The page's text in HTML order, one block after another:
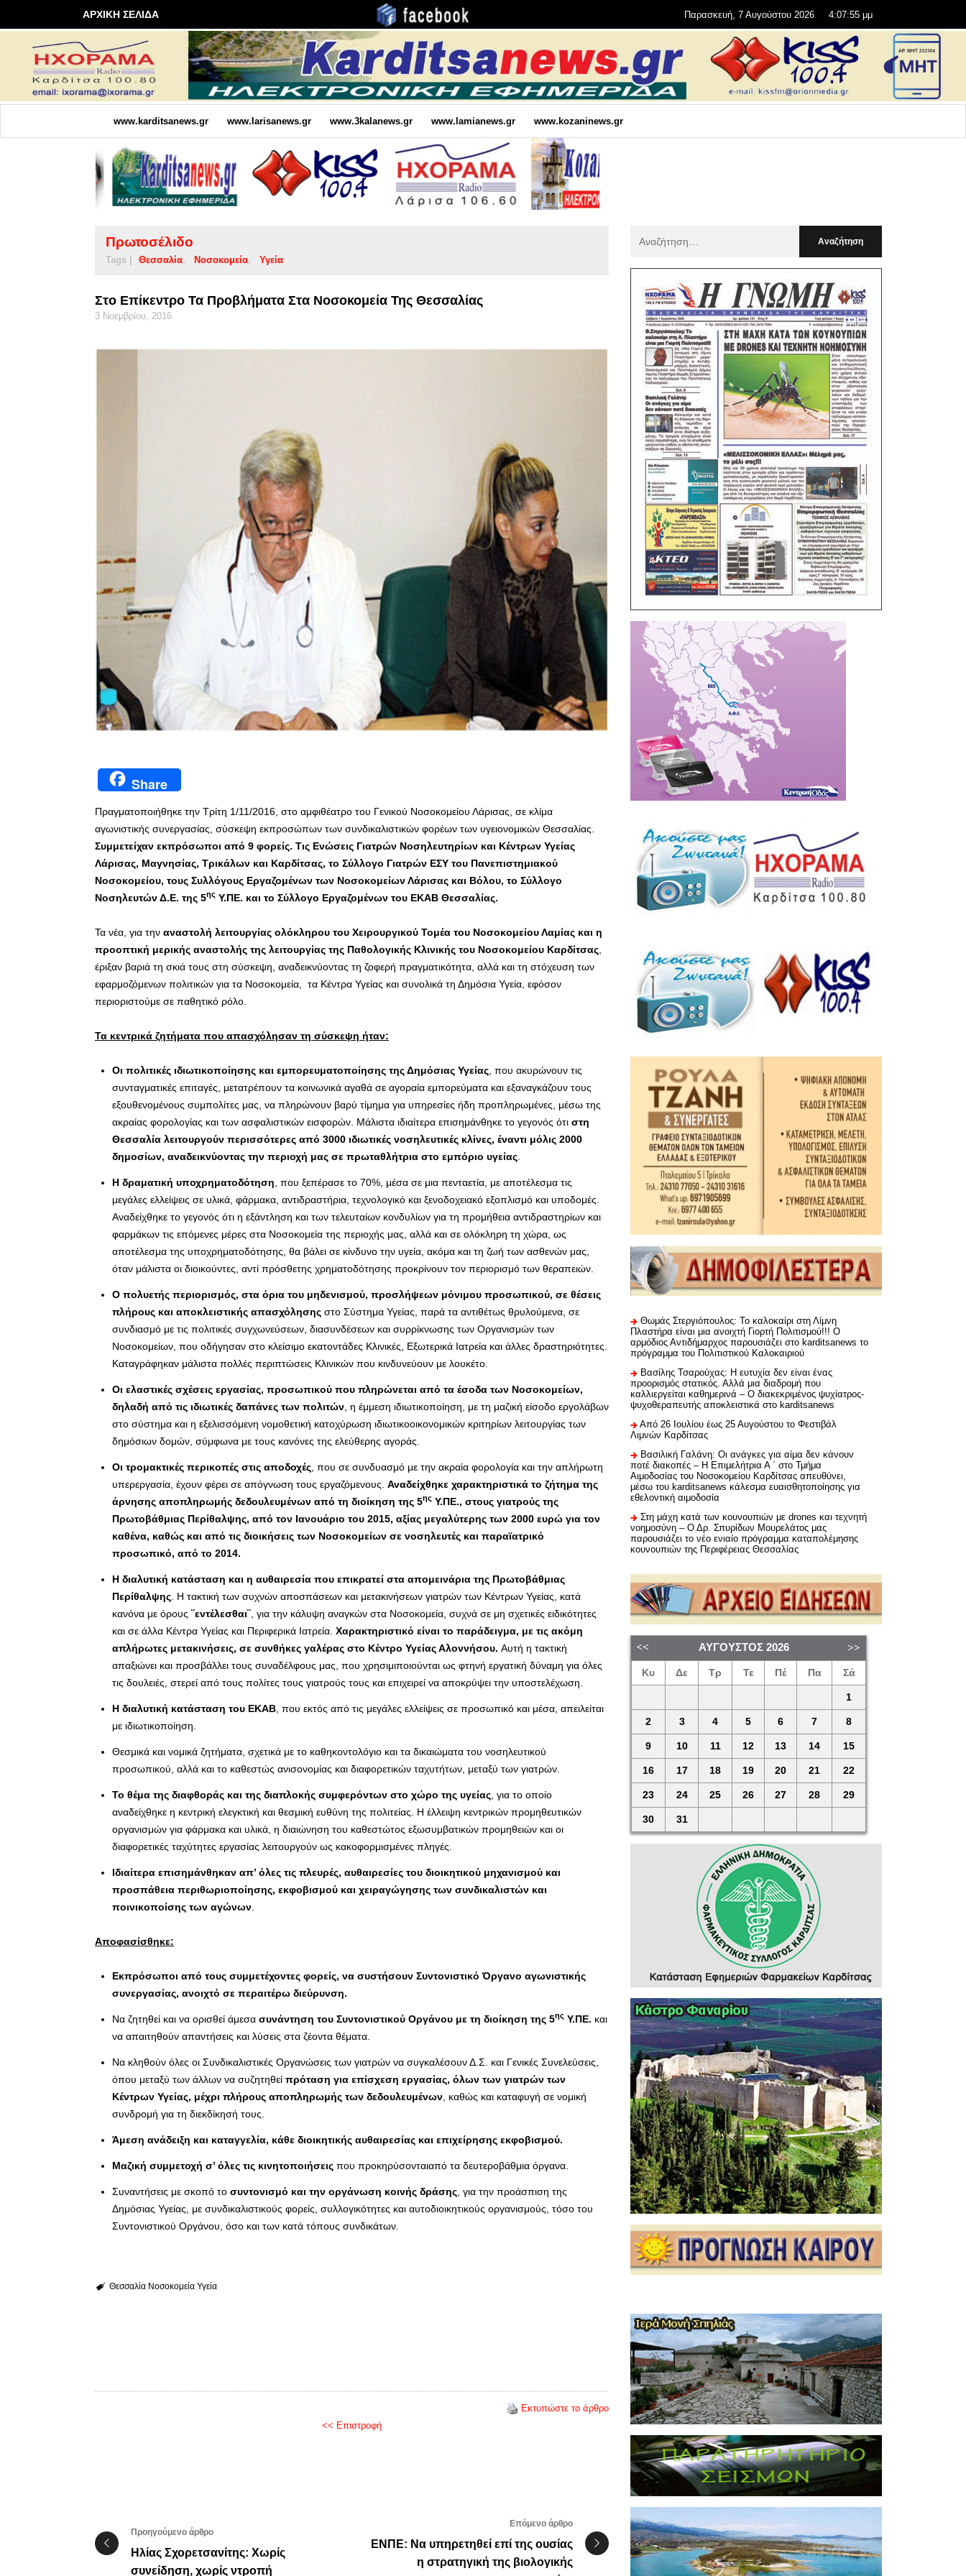
ΑΡΧΙΚΗ ΣΕΛΙΔΑ Παρασκευή, 7 Αυγούστου 2026 4:07:57 μμ
www.karditsanews.gr www.larisanews.gr www.3kalanews.gr www.lamianews.gr www.kozaninews.gr
Πρωτοσέλιδο
Tags | Θεσσαλία Νοσοκομεία Υγεία
Στο Επίκεντρο Τα Προβλήματα Στα Νοσοκομεία Της Θεσσαλίας
3 Νοεμβρίου, 2016
Share
Πραγματοποιήθηκε την Τρίτη 1/11/2016, στο αμφιθέατρο του Γενικού Νοσοκομείου Λάρισας, σε κλίμα
αγωνιστικής συνεργασίας, σύσκεψη εκπροσώπων των συνδικαλιστικών φορέων των υγειονομικών Θεσσαλίας.
Συμμετείχαν εκπρόσωποι από 9 φορείς. Τις Ενώσεις Γιατρών Νοσηλευτηρίων και Κέντρων Υγείας
Λάρισας, Μαγνησίας, Τρικάλων και Καρδίτσας, το Σύλλογο Γιατρών ΕΣΥ του Πανεπιστημιακού
Νοσοκομείου, τους Συλλόγους Εργαζομένων των Νοσοκομείων Λάρισας και Βόλου, το Σύλλογο
Νοσηλευτών Δ.Ε. της 5ης Υ.ΠΕ. και το Σύλλογο Εργαζομένων του ΕΚΑΒ Θεσσαλίας.
Τα νέα, για την αναστολή λειτουργίας ολόκληρου του Χειρουργικού Τομέα του Νοσοκομείου Λαμίας και η
προοπτική μερικής αναστολής της λειτουργίας της Παθολογικής Κλινικής του Νοσοκομείου Καρδίτσας
έριξαν βαριά τη σκιά τους στη σύσκεψη, αναδεικνύοντας τη ζοφερή πραγματικότητα, αλλά και τη στόχευση των
εφαρμοζόμενων πολιτικών για τα Νοσοκομεία, τα Κέντρα Υγείας και συνολικά τη Δημόσια Υγεία, εφόσον
περιοριστούμε σε παθητικό ρόλο.
Τα κεντρικά ζητήματα που απασχόλησαν τη σύσκεψη ήταν:
Οι πολιτικές ιδιωτικοποίησης και εμπορευματοποίησης της Δημόσιας Υγείας , που ακυρώνουν τις
συνταγματικές επιταγές, μετατρέπουν τα κοινωνικά αγαθά σε αγοραία εμπορεύματα και εξαναγκάζουν τους
εξουθενομένους συμπολίτες μας, να πληρώνουν βαρύ τίμημα για υπηρεσίες ήδη προπληρωμένες, μέσω της
ακραίας φορολογίας και των ασφαλιστικών εισφορών. Μάλιστα ιδιαίτερα επισημάνθηκε το γεγονός ότι στη
Θεσσαλία λειτουργούν περισσότερες από 3000 ιδιωτικές νοσηλευτικές κλίνες, έναντι μόλις 2000
δημοσίων, αναδεικνύοντας την περιοχή μας σε πρωταθλήτρια στο εμπόριο υγείας
Η δραματική υποχρηματοδότηση , που ξεπέρασε το 70%, μέσα σε μια πενταετία, με αποτέλεσμα τις
μεγάλες ελλείψεις σε υλικά, φάρμακα, αντιδραστήρια, τεχνολογικό και ξενοδοχειακό εξοπλισμό και υποδομές.
Αναδείχθηκε το γεγονός ότι η εξάντληση και των τελευταίων κονδυλίων για τη προμήθεια αντιδραστηρίων και
φαρμάκων τις επόμενες μέρες στα Νοσοκομεία της περιοχής μας, αλλά και σε ολόκληρη τη χώρα, ως
αποτέλεσμα της υποχρηματοδότησης, θα βάλει σε κίνδυνο την υγεία, ακόμα και τη ζωή των ασθενών μας,
όταν μάλιστα οι διοικούντες, αντί πρόσθετης χρηματοδότησης προκρίνουν τον περιορισμό των θεραπειών.
Ο πολυετής περιορισμός, στα όρια του μηδενισμού, προσλήψεων μόνιμου προσωπικού, σε θέσεις
πλήρους και αποκλειστικής απασχόλησης στο Σύστημα Υγείας, παρά τα αντιθέτως θρυλούμενα, σε
συνδιασμό με τις πολιτικές συγχωνεύσεων, διασυνδέσεων και συρρίκνωσης των Οργανισμών των
Νοσοκομείων, που οδήγησαν στο κλείσιμο εκατοντάδες Κλινικές, Εξωτερικά Ιατρεία και άλλες δραστηριότητες.
Καταγράφηκαν μάλιστα πολλές περιπτώσεις Κλινικών που κινδυνεύουν με λουκέτο.
Οι ελαστικές σχέσεις εργασίας, προσωπικού που πληρώνεται από τα έσοδα των Νοσοκομείων,
δηλαδή από τις ιδιωτικές δαπάνες των πολιτών , η έμμεση ιδιωτικοποίηση, με τη μαζική είσοδο εργολάβων
στο σύστημα και η εξελισσόμενη νομοθετική κατοχύρωση ιδιωτικοοικονομικών κριτηρίων λειτουργίας των
δημόσιων δομών, σύμφωνα με τους κανόνες της ελεύθερης αγοράς.
Οι τρομακτικές περικοπές στις αποδοχές , που σε συνδυασμό με την ακραία φορολογία και την απλήρωτη
υπερεργασία, έχουν φέρει σε απόγνωση τους εργαζόμενους. Αναδείχθηκε χαρακτηριστικά το ζήτημα της
άρνησης αποπληρωμής δεδουλευμένων από τη διοίκηση της 5ης Υ.ΠΕ., στους γιατρούς της
Πρωτοβάθμιας Περίθαλψης, από τον Ιανουάριο του 2015, αξίας μεγαλύτερης των 2000 ευρώ για τον
καθένα, καθώς και από τις διοικήσεις των Νοσοκομείων σε νοσηλευτές και παραϊατρικό
προσωπικό, από το 2014.
Η διαλυτική κατάσταση και η αυθαιρεσία που επικρατεί στα απομεινάρια της Πρωτοβάθμιας
Περίθαλψης . Η τακτική των συχνών αποσπάσεων και μετακινήσεων γιατρών των Κέντρων Υγείας, κατά
κανόνα με όρους ¨εντέλεσθαι¨ , για την κάλυψη αναγκών στα Νοσοκομεία, συχνά σε μη σχετικές ειδικότητες
και σε άλλα Κέντρα Υγείας και Περιφερικά Ιατρεία. Χαρακτηριστικό είναι το παράδειγμα, με τις ακόμη
απλήρωτες μετακινήσεις, σε συνθήκες γαλέρας στο Κέντρο Υγείας Αλοννήσου. Αυτή η τακτική
απαξιώνει και προσβάλλει τους συναδέλφους μας, που χρησιμιποιούνται ως φτηνή εργατική δύναμη για όλες
τις δουλειές, στερεί από τους πολίτες τους γιατρούς τους και επιχειρεί να αποκρύψει την υποστελέχωση.
Η διαλυτική κατάσταση του ΕΚΑΒ , που εκτός από τις μεγάλες ελλείψεις σε προσωπικό και μέσα, απειλείται
με ιδιωτικοποίηση.
Θεσμικά και νομικά ζητήματα, σχετικά με το καθηκοντολόγιο και τα δικαιώματα του νοσηλευτικού
προσωπικού, αλλά και το καθεστώς ανισονομίας και διαφορετικών ταχυτήτων, μεταξύ των γιατρών.
Το θέμα της διαφθοράς και της διαπλοκής συμφερόντων στο χώρο της υγείας , για το οποίο
αναδείχθηκε η κεντρική ελεγκτική και θεσμική ευθύνη της πολιτείας. Η έλλειψη κεντρικών προμηθευτικών
οργανισμών για φάρμακα και υλικά, η διαιώνηση του καθεστώτος εξωσυμβατικών προμηθειών και οι
διαφορετικές ταχύτητες εργασίας λειτουργούν ως κακοφορμισμένες πληγές.
Ιδιαίτερα επισημάνθηκαν απ’ όλες τις πλευρές, αυθαιρεσίες του διοικητικού μηχανισμού και
προσπάθεια περιθωριοποίησης, εκφοβισμού και χειραγώγησης των συνδικαλιστών και
ποινικοποίσης των αγώνων
Αποφασίσθηκε:
Εκπρόσωποι από τους συμμετέχοντες φορείς, να συστήσουν Συντονιστικό Όργανο αγωνιστικής
συνεργασίας, ανοιχτό σε περαιτέρω διεύρυνση.
Να ζητηθεί και να ορισθεί άμεσα συνάντηση του Συντονιστικού Οργάνου με τη διοίκηση της 5ης Υ.ΠΕ. και
να απαιτηθούν απαντήσεις και λύσεις στα ζέοντα θέματα.
Να κληθούν όλες οι Συνδικαλιστικές Οργανώσεις των γιατρών να συγκαλέσουν Δ.Σ. και Γενικές Συνελεύσεις,
όπου μεταξύ των άλλων να συζητηθεί πρόταση για επίσχεση εργασίας, όλων των γιατρών των
Κέντρων Υγείας, μέχρι πλήρους αποπληρωμής των δεδουλευμένων , καθώς και καταφυγή σε νομική
συνδρομή για τη διεκδίκησή τους.
Άμεση ανάδειξη και καταγγελία, κάθε διοικητικής αυθαιρεσίας και επιχείρησης εκφοβισμού.
Μαζική συμμετοχή σ’ όλες τις κινητοποιήσεις που προκηρύσονταιαπό τα δευτεροβάθμια όργανα.
Συναντήσεις με σκοπό το συντονισμό και την οργάνωση κοινής δράσης , για την προάσπιση της
Δημόσιας Υγείας, με συνδικαλιστικούς φορείς, συλλογικότητες και αυτοδιοικητικούς οργανισμούς, τόσο του
Συντονιστικού Οργάνου, όσο και των κατά τόπους συνδικάτων.
Θεσσαλία Νοσοκομεία Υγεία
Εκτυπώστε το άρθρο
<< Επιστροφή
Προηγούμενο άρθρο
Ηλίας Σχορετσανίτης: Χωρίς
συνείδηση, χωρίς ντροπή
Επόμενο άρθρο
ΕΝΠΕ: Να υπηρετηθεί επί της ουσίας
η στρατηγική της βιολογικής
:
Θωμάς Στεργιόπουλος: Το καλοκαίρι στη Λίμνη
Πλαστήρα είναι μια ανοιχτή Γιορτή Πολιτισμού!!! Ο
αρμόδιος Αντιδήμαρχος παρουσιάζει στο karditsanews το
πρόγραμμα του Πολιτιστικού Καλοκαιριού
Βασίλης Τσαρούχας: Η ευτυχία δεν είναι ένας
προορισμός στατικός. Αλλά μια διαδρομή που
καλλιεργείται καθημερινά – Ο διακεκριμένος ψυχίατρος-
ψυχοθεραπευτής αποκλειστικά στο karditsanews
Από 26 Ιουλίου έως 25 Αυγούστου το Φεστιβάλ
Λιμνών Καρδίτσας
Βασιλική Γαλάνη: Οι ανάγκες για αίμα δεν κάνουν
ποτέ διακοπές – Η Επιμελήτρια Α ΄ στο Τμήμα
Αιμοδοσίας του Νοσοκομείου Καρδίτσας απευθύνει,
μέσω του karditsanews κάλεσμα ευαισθητοποίησης για
εθελοντική αιμοδοσία
Στη μάχη κατά των κουνουπιών με drones και τεχνητή
νοημοσύνη – Ο Δρ. Σπυρίδων Μουρελάτος μας
παρουσιάζει το νέο ενιαίο πρόγραμμα καταπολέμησης
κουνουπιών της Περιφέρειας Θεσσαλίας
ΑΎΓΟΥΣΤΟΣ 2026
Κυ Δε Τρ Τε Πέ Πα Σά
1
2 3 4 5 6 7 8
9 10 11 12 13 14 15
16 17 18 19 20 21 22
23 24 25 26 27 28 29
30 31